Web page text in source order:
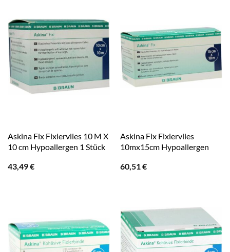
Askina Fix Fixiervlies 10 M X
10 cm Hypoallergen 1 Stück
43,49€
Askina Fix Fixiervlies
10mx15cm Hypoallergen
60,51€